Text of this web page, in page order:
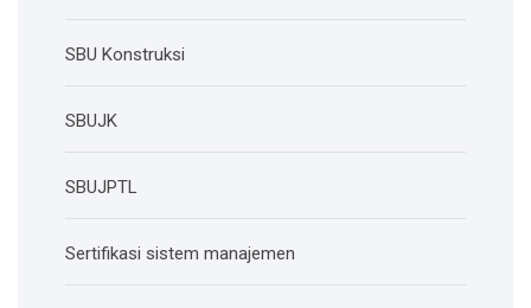
SBU Konstruksi
SBUJK
SBUJPTL
Sertifikasi sistem manajemen